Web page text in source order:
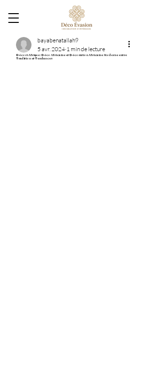
Décors Afrique : Déco Africaine et Décoration Africaine Moderne entre
Tradition et Tendances
bayabenatallah9
5 avr. 2024 1 min de lecture